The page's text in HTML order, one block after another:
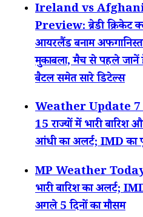
Ireland vs
Preview: ब्रेडी क्रिकेट
आयरलैंड बनाम
मुकाबला, मैच से पहले जानें
बैटल समेत सारे डिटेल्स
Weather Update
15 राज्यों में भारी बारिश
आंधी का अलर्ट; IMD का
MP Weather Today:
भारी बारिश का अलर्ट;
अगले 5 दिनों का मौसम